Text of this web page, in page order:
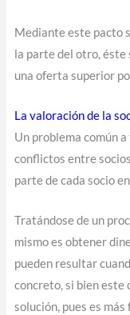
Mediante este pacto
la parte del otro, éste
una oferta superior
La valoración de la
Un problema común
conflictos entre
parte de cada socio
Tratándose de un
mismo es obtener
pueden resultar
concreto, si bien este
solución, pues es